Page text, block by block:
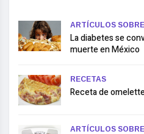
ARTÍCULOS
La diabetes se
muerte en México
RECETAS
Receta de
ARTÍCULOS